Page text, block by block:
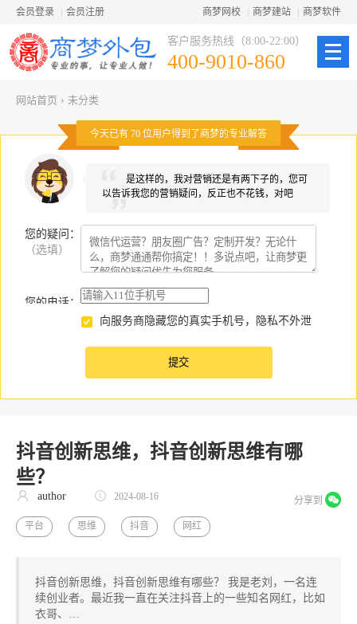
会员登录 会员注册 商梦网校 商梦建站 商梦软件
客户服务热线（8:00-22:00）
400-9010-860
网站首页 › 未分类
今天已有 70 位用户得到了商梦的专业解答
是这样的，我对营销还是有两下子的，您可
以告诉我您的营销疑问，反正也不花钱，对吧
您的疑问
（选填）
：
您的电话：
向服务商隐藏您的真实手机号，隐私不外泄
抖音创新思维，抖音创新思维有哪
些？
分享到
author 2024-08-16
平台 思维 抖音 网红
抖音创新思维，抖音创新思维有哪些？ 我是老刘，一名连
续创业者。最近我一直在关注抖音上的一些知名网红，比如
衣哥、…